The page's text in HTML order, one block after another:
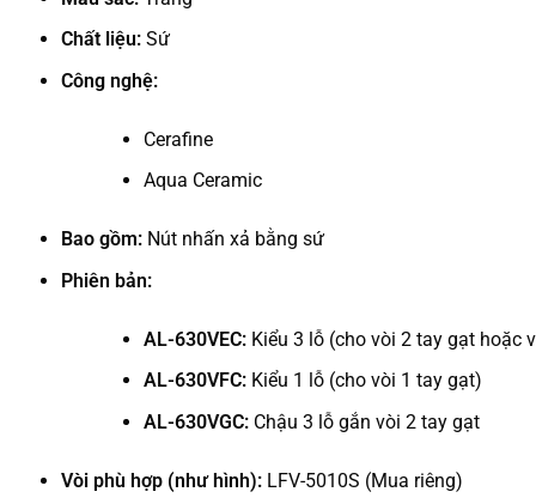
Chất liệu:Sứ
Công nghệ:
Cerafine
Aqua Ceramic
Bao gồm:Nút nhấn xả bằng sứ
Phiên bản:
AL-630VEC:Kiểu 3 lỗ (cho vòi 2 tay gạt hoặc
AL-630VFC:Kiểu 1 lỗ (cho vòi 1 tay gạt)
AL-630VGC:Chậu 3 lỗ gắn vòi 2 tay gạt
Vòi phù hợp (như hình):LFV-5010S (Mua riêng)